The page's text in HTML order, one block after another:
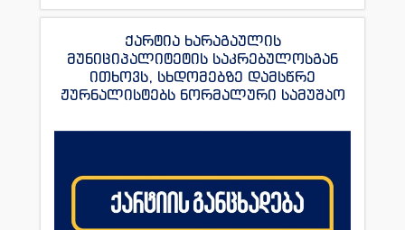
ქარტია ხარაგაულის
მუნიციპალიტეტის საკრებულოსგან
ითხოვს, სხდომებზე დამსწრე
ჟურნალისტებს ნორმალური სამუშაო